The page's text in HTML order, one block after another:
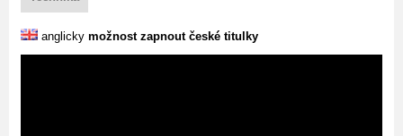
anglicky možnost zapnout české titulky